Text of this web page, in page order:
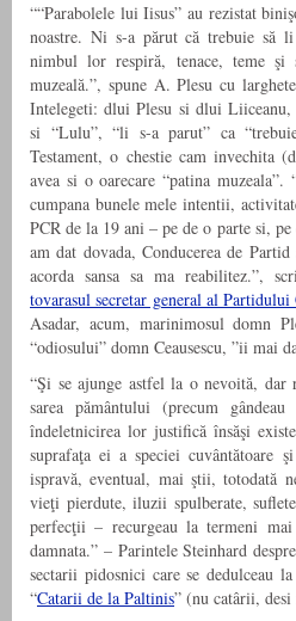
““Parabolele lui Iisus” au rezistat
noastre. Ni s-a părut că trebuie să
nimbul lor respiră, tenace, teme
muzeală.”, spune A. Plesu cu
Intelegeti: dlui Plesu si dlui
si “Lulu”, “li s-a parut” ca
Testament, o chestie cam invechita
avea si o oarecare “patina muzeala”.
cumpana bunele mele intentii,
PCR de la 19 ani – pe de o parte si,
am dat dovada, Conducerea de
acorda sansa sa ma reabilitez.”,
tovarasul secretar general al
Asadar, acum, marinimosul domn
“odiosului” domn Ceausescu, ”ii mai
“Şi se ajunge astfel la o nevoită,
sarea pământului (precum
îndeletnicirea lor justifică însăşi
suprafaţa ei a speciei cuvântătoare
ispravă, eventual, mai ştii, totodată
vieţi pierdute, iluzii spulberate,
perfecţii – recurgeau la termeni
damnata.” – Parintele Steinhard
sectarii pidosnici care se dedulceau
“Catarii de la Paltinis” (nu catârii, desi